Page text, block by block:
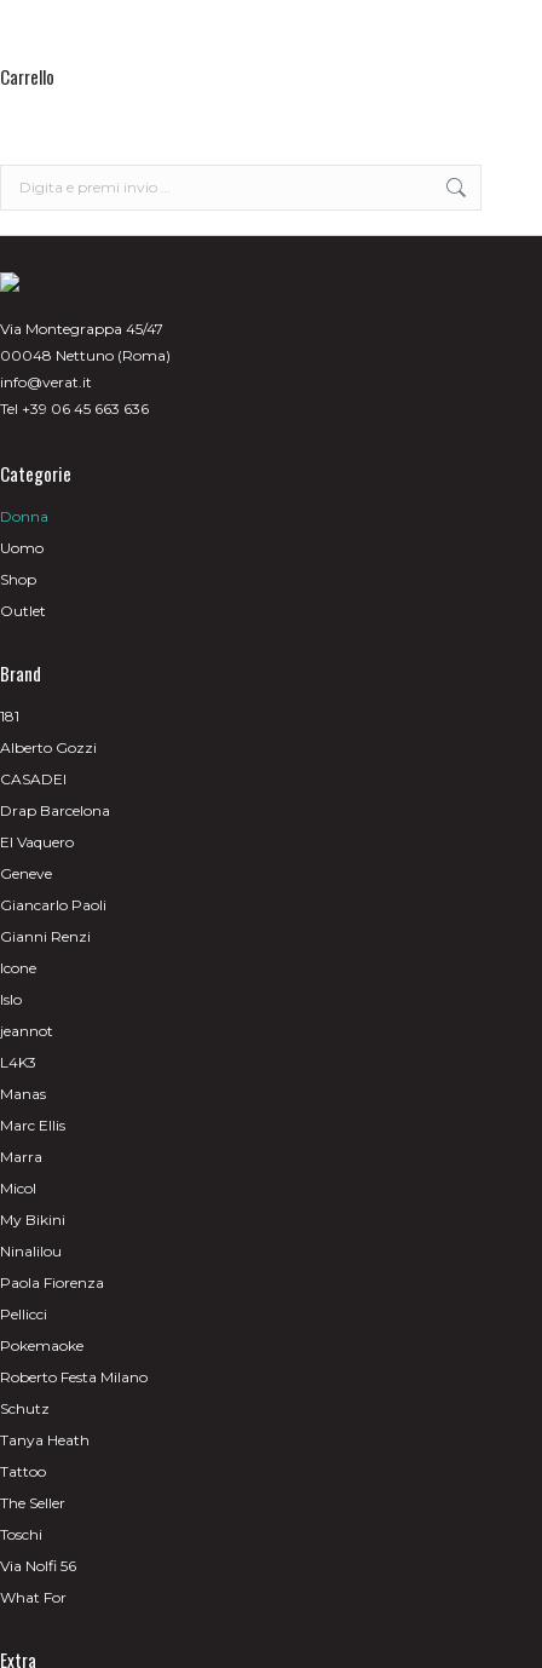
scelte
nella
pagina
Carrello
Via Montegrappa 45/47
00048 Nettuno (Roma)
info@verat.it
Tel +39 06 45 663 636
Categorie
Donna
Uomo
Shop
Outlet
Brand
181
Alberto Gozzi
CASADEI
Drap Barcelona
El Vaquero
Geneve
Giancarlo Paoli
Gianni Renzi
Icone
Islo
jeannot
L4K3
Manas
Marc Ellis
Marra
Micol
My Bikini
Ninalilou
Paola Fiorenza
Pellicci
Pokemaoke
Roberto Festa Milano
Schutz
Tanya Heath
Tattoo
The Seller
Toschi
Via Nolfi 56
What For
Extra